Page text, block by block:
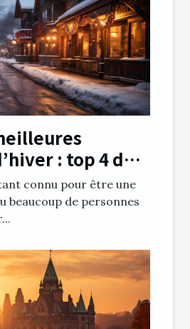
: top 4 des
en
connu pour être une
beaucoup de personnes